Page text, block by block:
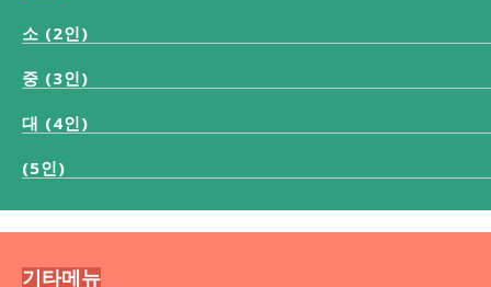
소 (2인)
중 (3인)
대 (4인)
(5인)
기타메뉴